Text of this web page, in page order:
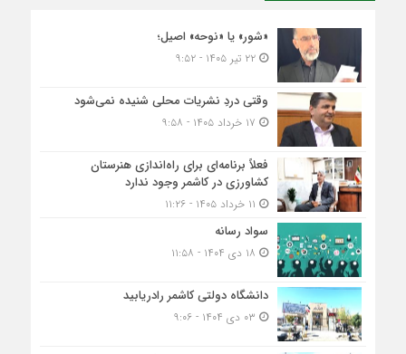
«شور» یا «نوحه» اصیل؛
۲۲ تیر ۱۴۰۵ - ۹:۵۲
وقتی دردِ نشریات محلی شنیده نمی‌شود
فعلاً برنامه‌ای برای راه‌اندازی هنرستان
کشاورزی در کاشمر وجود ندارد
سواد رسانه
دانشگاه دولتی کاشمر‌ رادریابید